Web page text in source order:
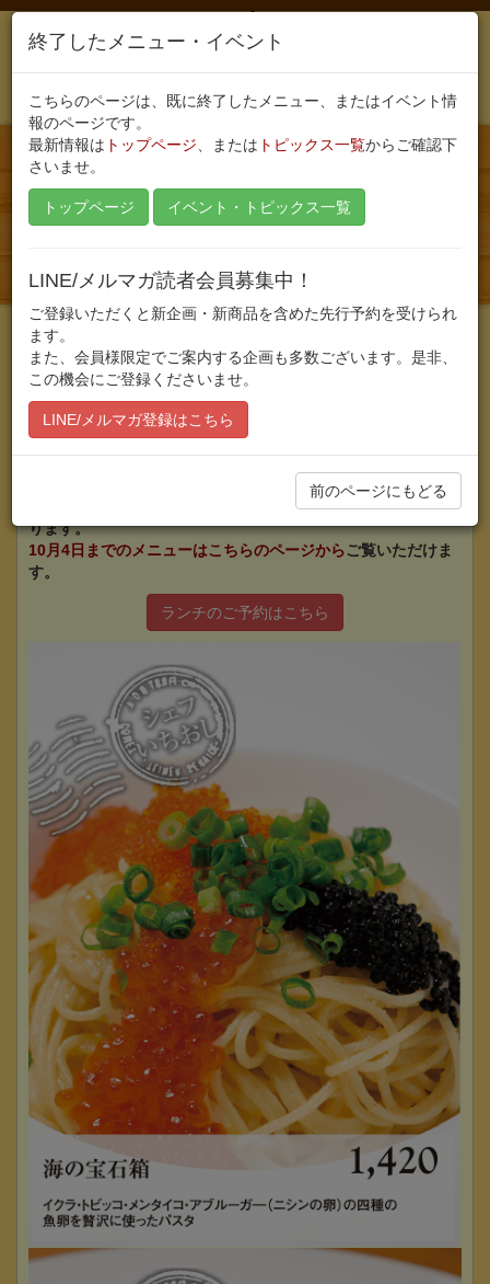
メニュー
公開日:2016/10/03
10月5日～10月31日までのメニューです。
こちらのページは、2016年10月5日からのランチメニューとな
ります。
10月4日までのメニューはこちらのページからご覧いただけま
す。
ランチのご予約はこちら
終了したメニュー・イベント
こちらのページは、既に終了したメニュー、またはイベント情
報のページです。
最新情報は トップページ 、または トピックス一覧からご確認下
さいませ。
トップページ イベント・トピックス一覧
LINE/メルマガ読者会員募集中！
ご登録いただくと新企画・新商品を含めた先行予約を受けられ
ます。
また、会員様限定でご案内する企画も多数ございます。是非、
この機会にご登録くださいませ。
LINE/メルマガ登録はこちら
前のページにもどる